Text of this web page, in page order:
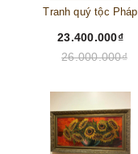
Tranh quý tộc Pháp
23.400.000₫
26.000.000₫